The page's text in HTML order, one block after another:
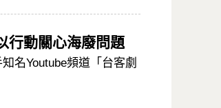
行動關心海廢問題
名Youtube頻道「台客劇